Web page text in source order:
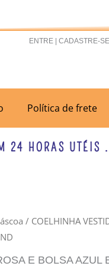
ENTRE | CADASTRE-SE
Política de frete
UTÉIS .
/ COELHINHA
E BOLSA AZUL